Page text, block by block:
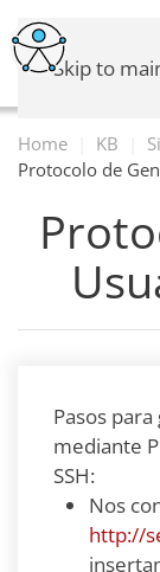
Skip to
Home KB
Protocolo de
Pasos
mediante
SSH:
Nos
http://